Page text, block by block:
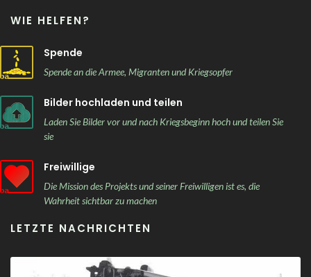
WIE HELFEN?
Spende
Spende an die Armee, Migranten und Kriegsopfer
Bilder hochladen und teilen
Laden Sie Bilder vor und nach Kriegsbeginn hoch und teilen Sie
sie
Freiwillige
Die Mission des Projekts und seiner Freiwilligen ist es, die
Wahrheit sichtbar zu machen
LETZTE NACHRICHTEN